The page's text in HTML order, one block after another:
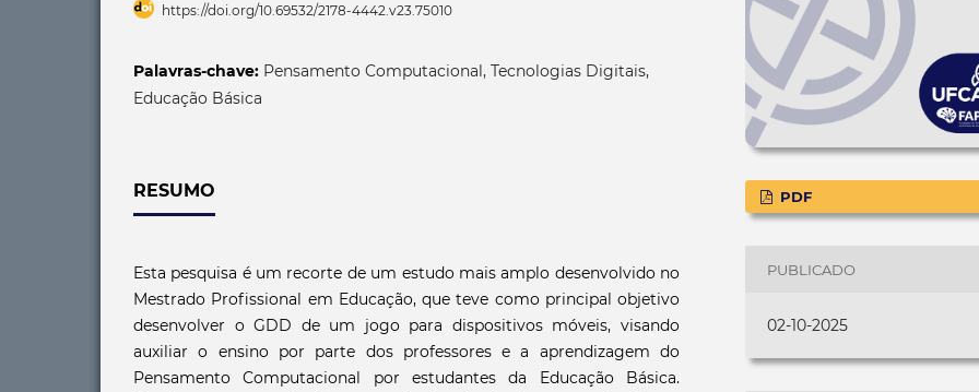
https://doi.org/10.69532/2178-4442.v23.75010
Palavras-chave: Pensamento Computacional, Tecnologias Digitais,
Educação Básica
RESUMO
Esta pesquisa é um recorte de um estudo mais amplo desenvolvido no
Mestrado Profissional em Educação, que teve como principal objetivo
desenvolver o GDD de um jogo para dispositivos móveis, visando
auxiliar o ensino por parte dos professores e a aprendizagem do
Pensamento Computacional por estudantes da Educação Básica.
PDF
PUBLICADO
02-10-2025